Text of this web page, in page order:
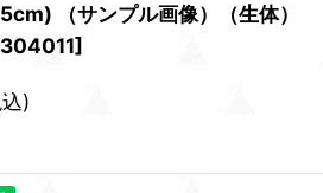
（サンプル画像）（生体）
]
)